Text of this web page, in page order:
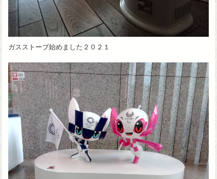
ガスストーブ始めました２０２１